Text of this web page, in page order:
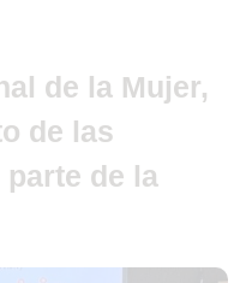
de la Mujer,
de las
de la